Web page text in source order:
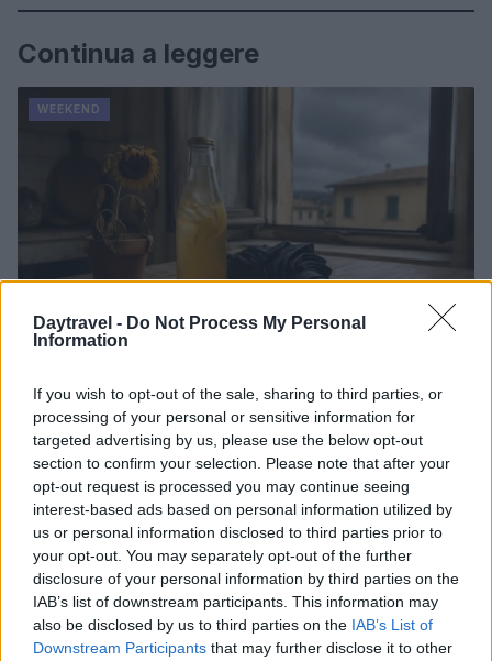
Daytravel - Do Not Process My Personal
Information
If you wish to opt-out of the sale, sharing to third parties, or
processing of your personal or sensitive information for
targeted advertising by us, please use the below opt-out
section to confirm your selection. Please note that after your
opt-out request is processed you may continue seeing
interest-based ads based on personal information utilized by
us or personal information disclosed to third parties prior to
your opt-out. You may separately opt-out of the further
disclosure of your personal information by third parties on the
IAB’s list of downstream participants. This information may
also be disclosed by us to third parties on the IAB’s List of
Downstream Participants that may further disclose it to other
Continua a leggere
WEEKEND
Temporali violenti al Nord e bollino rosso per il caldo:
il weekend italiano
Alessandro Tassinari · 8 Ago 2026
WEEKEND